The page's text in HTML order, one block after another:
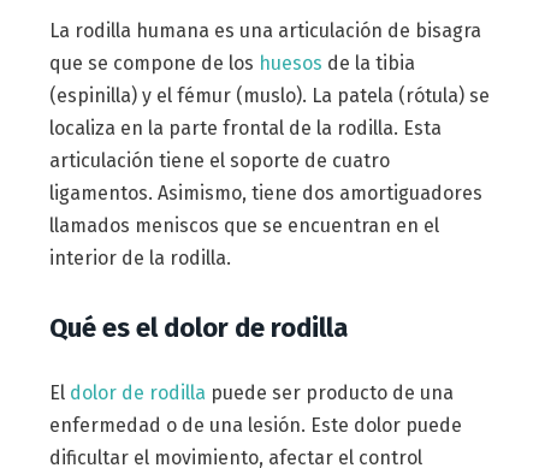
La rodilla humana es una articulación de bisagra
que se compone de los huesos de la tibia
(espinilla) y el fémur (muslo). La patela (rótula) se
localiza en la parte frontal de la rodilla. Esta
articulación tiene el soporte de cuatro
ligamentos. Asimismo, tiene dos amortiguadores
llamados meniscos que se encuentran en el
interior de la rodilla.
Qué es el dolor de rodilla
El dolor de rodilla puede ser producto de una
enfermedad o de una lesión. Este dolor puede
dificultar el movimiento, afectar el control